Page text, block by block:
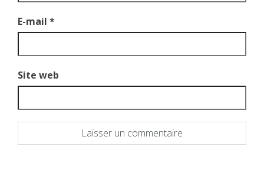
E-mail *
Site web